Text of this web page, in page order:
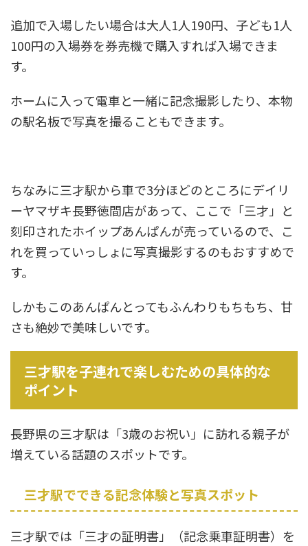
追加で入場したい場合は大人1人190円、子ども1人
100円の入場券を券売機で購入すれば入場できま
す。
ホームに入って電車と一緒に記念撮影したり、本物
の駅名板で写真を撮ることもできます。
ちなみに三才駅から車で3分ほどのところにデイリ
ーヤマザキ長野徳間店があって、ここで「三才」と
刻印されたホイップあんぱんが売っているので、こ
れを買っていっしょに写真撮影するのもおすすめで
す。
しかもこのあんぱんとってもふんわりもちもち、甘
さも絶妙で美味しいです。
三才駅を子連れで楽しむための具体的な
ポイント
長野県の三才駅は「3歳のお祝い」に訪れる親子が
増えている話題のスポットです。
三才駅でできる記念体験と写真スポット
三才駅では「三才の証明書」（記念乗車証明書）を